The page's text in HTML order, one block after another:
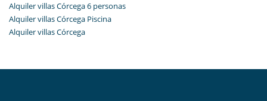
Alquiler villas Córcega 6 personas
Alquiler villas Córcega Piscina
Alquiler villas Córcega